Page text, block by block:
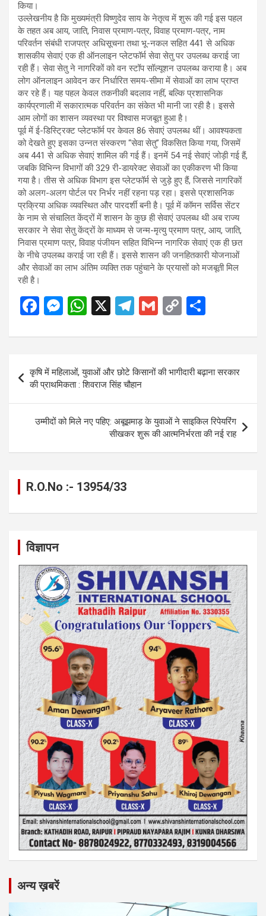
किया।
उल्लेखनीय है कि मुख्यमंत्री विष्णुदेव साय के नेतृत्व में शुरू की गई इस पहल
के तहत अब आय, जाति, निवास प्रमाण-पत्र, विवाह प्रमाण-पत्र, नाम
परिवर्तन संबंधी राजपत्र अधिसूचना तथा भू-नकल सहित 441 से अधिक
शासकीय सेवाएं एक ही ऑनलाइन प्लेटफॉर्म सेवा सेतु पर उपलब्ध कराई जा
रही हैं। सेवा सेतु ने नागरिकों को वन स्टॉप सॉल्यूशन उपलब्ध कराया है। अब
लोग ऑनलाइन आवेदन कर निर्धारित समय-सीमा में सेवाओं का लाभ प्राप्त
कर रहे हैं। यह पहल केवल तकनीकी बदलाव नहीं, बल्कि प्रशासनिक
कार्यप्रणाली में सकारात्मक परिवर्तन का संकेत भी मानी जा रही है। इससे
आम लोगों का शासन व्यवस्था पर विश्वास मजबूत हुआ है।
पूर्व में ई-डिस्ट्रिक्ट प्लेटफॉर्म पर केवल 86 सेवाएं उपलब्ध थीं। आवश्यकता
को देखते हुए इसका उन्नत संस्करण “सेवा सेतु” विकसित किया गया, जिसमें
अब 441 से अधिक सेवाएं शामिल की गई हैं। इनमें 54 नई सेवाएं जोड़ी गई हैं,
जबकि विभिन्न विभागों की 329 री-डायरेक्ट सेवाओं का एकीकरण भी किया
गया है। तीस से अधिक विभाग इस प्लेटफॉर्म से जुड़े हुए हैं, जिससे नागरिकों
को अलग-अलग पोर्टल पर निर्भर नहीं रहना पड़ रहा। इससे प्रशासनिक
प्रक्रिया अधिक व्यवस्थित और पारदर्शी बनी है। पूर्व में कॉमन सर्विस सेंटर
के नाम से संचालित केंद्रों में शासन के कुछ ही सेवाएं उपलब्ध थी अब राज्य
सरकार ने सेवा सेतु केंद्रों के माध्यम से जन्म-मृत्यु प्रमाण पत्र, आय, जाति,
निवास प्रमाण पत्र, विवाह पंजीयन सहित विभिन्न नागरिक सेवाएं एक ही छत
के नीचे उपलब्ध कराई जा रही हैं। इससे शासन की जनहितकारी योजनाओं
और सेवाओं का लाभ अंतिम व्यक्ति तक पहुंचाने के प्रयासों को मजबूती मिल
रही है।
F
ce
b
o
o
k
M
se
g
er
W
at
A
p
p
X
T
e
gr
a
m
G
ail
C
py
Li
n
k
ar
Post
navigation
कृषि में महिलाओं, युवाओं और छोटे किसानों की भागीदारी बढ़ाना सरकार
की प्राथमिकता : शिवराज सिंह चौहान
उम्मीदों को मिले नए पहिए: अबूझमाड़ के युवाओं ने साइकिल रिपेयरिंग
सीखकर शुरू की आत्मनिर्भरता की नई राह
R.O.No :- 13954/33
विज्ञापन
अन्य ख़बरें